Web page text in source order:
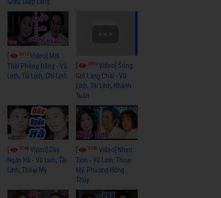
4110 Video] Một
Thời Phóng Đãng - Vũ
Linh, Tài Linh, Chí Linh
3659Video] Sóng
Gió Làng Chài - Vũ
Linh, Tài Linh, Khánh
Tuấn
3768 Video] Dãy
Ngân Hà - Vũ Linh, Tài
Linh, Thoại Mỹ
3440Video] Nhạc
Tình - Vũ Linh, Thoại
Mỹ, Phương Hồng
Thủy